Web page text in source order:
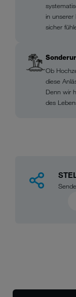
in
sicher
Ob
diese
Denn wir
des